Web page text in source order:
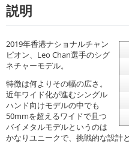
説明
2019年香港ナショナルチャン
ピオン、Leo Chan選手のシグ
ネチャーモデル。
特徴は何よりその幅の広さ。
近年ワイド化が進むシングル
ハンド向けモデルの中でも
50mmを超えるワイドで且つ
バイメタルモデルというのは
かなりユニークで、挑戦的な設計